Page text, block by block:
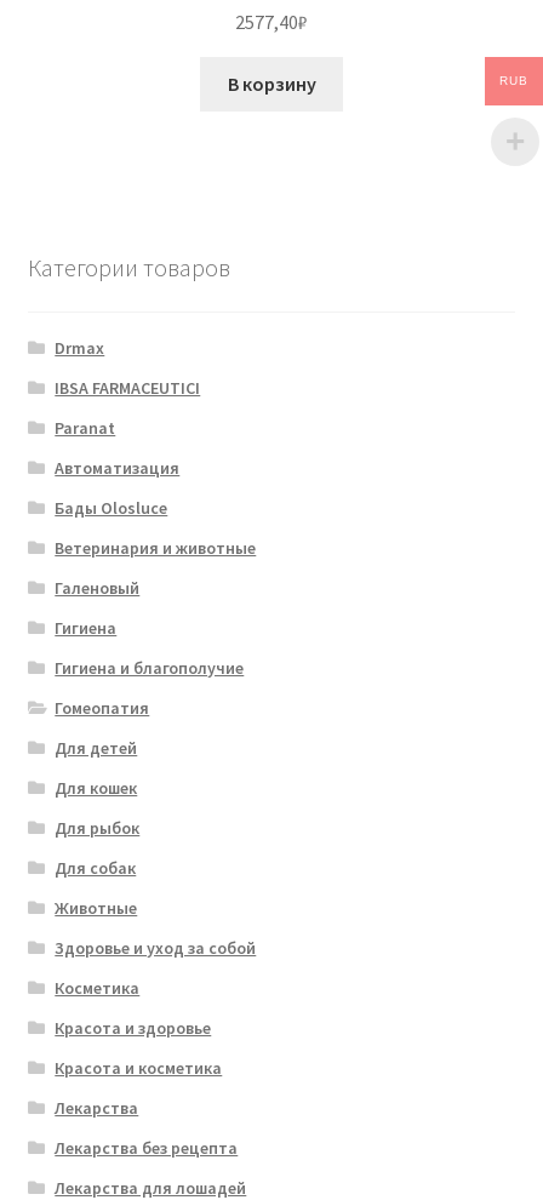
2577,40₽
В корзину
Категории товаров
Drmax
IBSA FARMACEUTICI
Paranat
Автоматизация
Бады Olosluce
Ветеринария и животные
Галеновый
Гигиена
Гигиена и благополучие
Гомеопатия
Для детей
Для кошек
Для рыбок
Для собак
Животные
Здоровье и уход за собой
Косметика
Красота и здоровье
Красота и косметика
Лекарства
Лекарства без рецепта
Лекарства для лошадей
RUB